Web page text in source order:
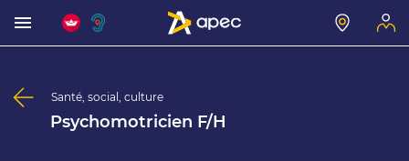
Santé, social, culture
Psychomotricien F/H